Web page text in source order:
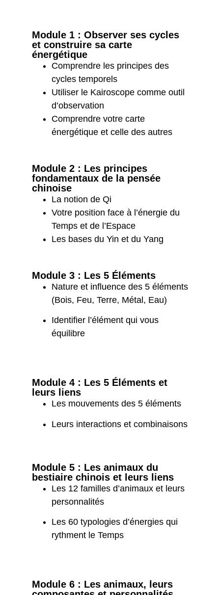
Module 1 : Observer ses cycles
et construire sa carte
énergétique
Comprendre les principes des
cycles temporels
Utiliser le Kairoscope comme outil
d’observation
Comprendre votre carte
énergétique et celle des autres
Module 2 : Les principes
fondamentaux de la pensée
chinoise
La notion de Qi
Votre position face à l’énergie du
Temps et de l’Espace
Les bases du Yin et du Yang
Module 3 : Les 5 Éléments
Nature et influence des 5 éléments
(Bois, Feu, Terre, Métal, Eau)
Identifier l’élément qui vous
équilibre
Module 4 : Les 5 Éléments et
leurs liens
Les mouvements des 5 éléments
Leurs interactions et combinaisons
Module 5 : Les animaux du
bestiaire chinois et leurs liens
Les 12 familles d’animaux et leurs
personnalités
Les 60 typologies d’énergies qui
rythment le Temps
Module 6 : Les animaux, leurs